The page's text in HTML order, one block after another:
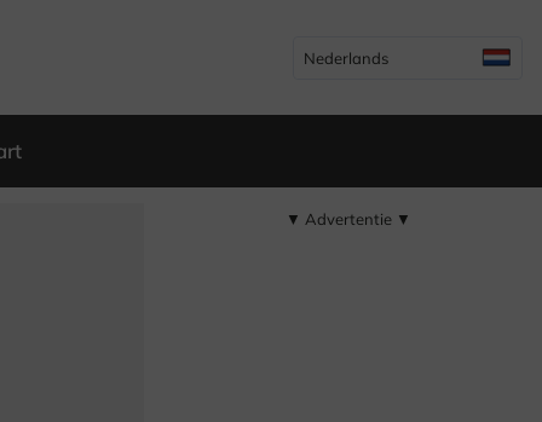
Nederlands
▼ Advertentie ▼